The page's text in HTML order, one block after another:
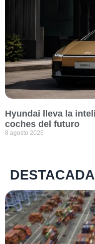
Hyundai lleva la
coches del futuro
8 agosto 2026